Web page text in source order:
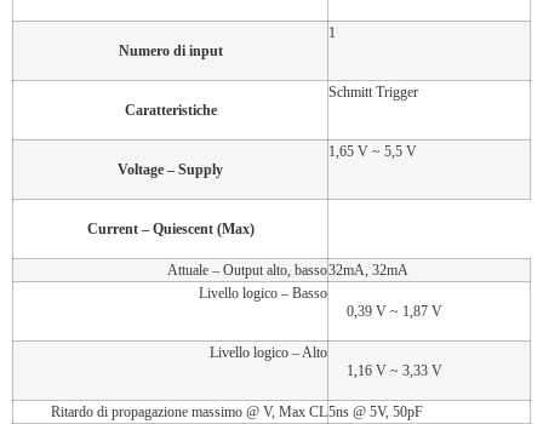
Numero di input
1
Caratteristiche
Schmitt Trigger
Voltage – Supply
1,65 V ~ 5,5 V
Current – Quiescent (Max)
Attuale – Output alto, basso32mA, 32mA
Livello logico – Basso
0,39 V ~ 1,87 V
Livello logico – Alto
1,16 V ~ 3,33 V
Ritardo di propagazione massimo @ V, Max CL5ns @ 5V, 50pF